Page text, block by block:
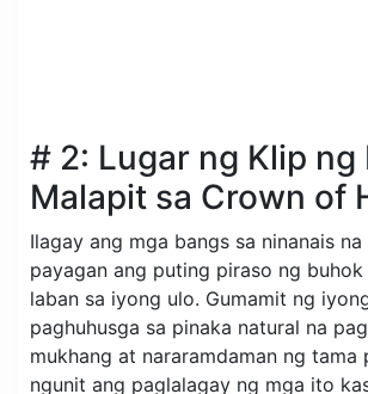
# 2: Lugar ng Klip ng
Malapit sa Crown of
Ilagay ang mga bangs sa ninanais
payagan ang puting piraso ng
laban sa iyong ulo. Gumamit ng
paghuhusga sa pinaka natural na
mukhang at nararamdaman ng tama
ngunit ang paglalagay ng mga ito